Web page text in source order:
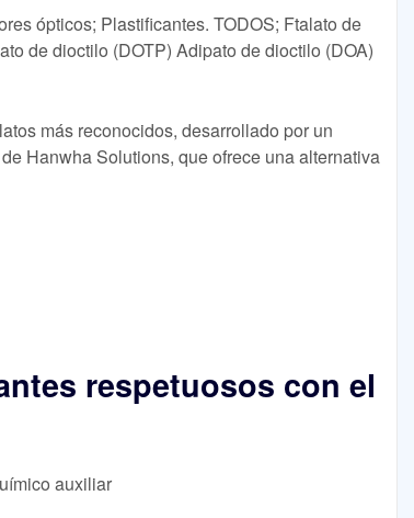
ópticos; Plastificantes. TODOS; Ftalato de
de dioctilo (DOTP) Adipato de dioctilo (DOA)
más reconocidos, desarrollado por un
Hanwha Solutions, que ofrece una alternativa
respetuosos con el
auxiliar